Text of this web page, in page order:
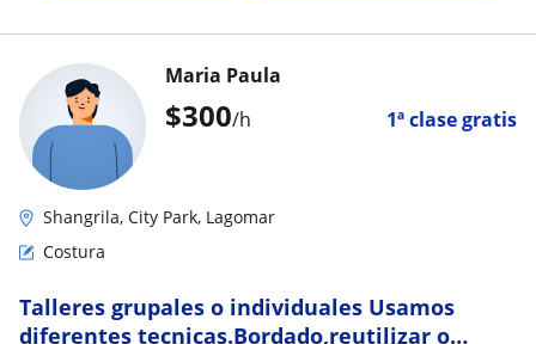
$300/h 1ª clase gratis
Maria Paula
Shangrila, City Park, Lagomar
Costura
Talleres grupales o individuales Usamos
diferentes tecnicas.Bordado,reutilizar o